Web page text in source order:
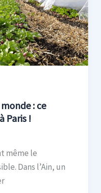
: ce
Paris !
même le
Dans l’Ain, un